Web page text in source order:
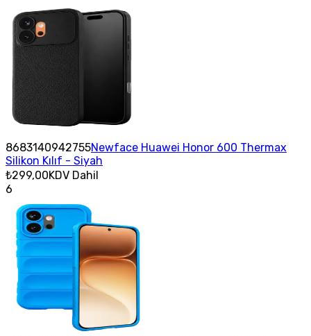
8683140942755Newface Huawei Honor 600 Thermax
Silikon Kılıf - Siyah
₺299,00KDV Dahil
6